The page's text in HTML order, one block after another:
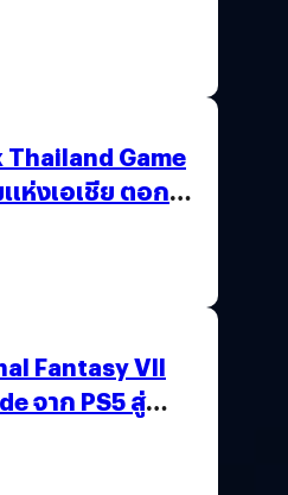
Thailand Game
ห่งเอเชีย ตอกย้ำ
เร็จ
Fantasy VII
จาก PS5 สู่